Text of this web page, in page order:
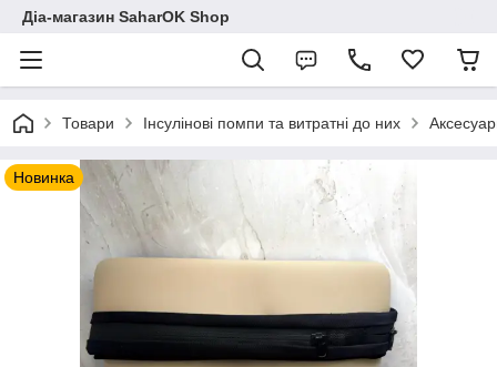
Діа-магазин SaharOK Shop
Товари Інсулінові помпи та витратні до них
Новинка